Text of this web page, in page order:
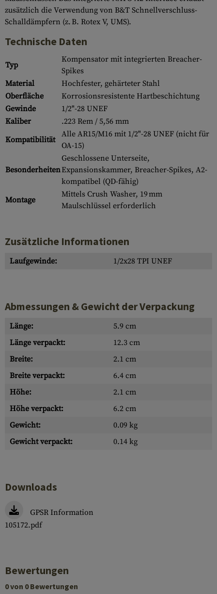
zusätzlich die Verwendung von B&T Schnellverschluss-
Schalldämpfern (z. B. Rotex V, UMS).
Technische Daten
Typ
Kompensator mit integrierten Breacher-
Spikes
Material
Hochfester, gehärteter Stahl
Oberfläche
Korrosionsresistente Hartbeschichtung
Gewinde
1/2"-28 UNEF
Kaliber
.223 Rem / 5,56 mm
Kompatibilität
Alle AR15/M16 mit 1/2"-28 UNEF (nicht für
OA-15)
Besonderheiten
Geschlossene Unterseite,
Expansionskammer, Breacher-Spikes, A2-
kompatibel (QD-fähig)
Montage
Mittels Crush Washer, 19 mm
Maulschlüssel erforderlich
Zusätzliche Informationen
Laufgewinde: 1/2x28 TPI UNEF
Abmessungen & Gewicht der Verpackung
Länge:
5.9 cm
Länge verpackt:
12.3 cm
Breite:
2.1 cm
Breite verpackt:
6.4 cm
Höhe:
2.1 cm
Höhe verpackt:
6.2 cm
Gewicht:
0.09 kg
Gewicht verpackt:
0.14 kg
Downloads
GPSR Information
105172.pdf
Bewertungen
0 von 0 Bewertungen